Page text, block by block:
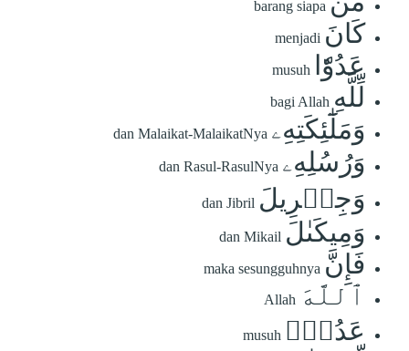
barang siapa
كَانَ menjadi
عَدُوّٗا musuh
لِّلَّهِ bagi Allah
وَمَلَٰٓئِكَتِهِۦ dan Malaikat-MalaikatNya
وَرُسُلِهِۦ dan Rasul-RasulNya
وَجِبۡرِيلَ dan Jibril
وَمِيكَىٰلَ dan Mikail
فَإِنَّ maka sesungguhnya
ٱللَّهَ Allah
عَدُوّٞ musuh